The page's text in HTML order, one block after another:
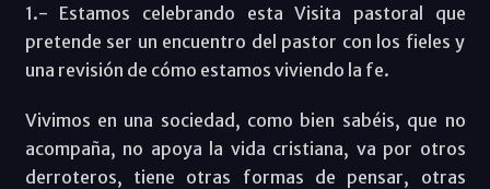
1.- Estamos celebrando esta Visita pastoral que
pretende ser un encuentro del pastor con los fieles y
una revisión de cómo estamos viviendo la fe.
Vivimos en una sociedad, como bien sabéis, que no
acompaña, no apoya la vida cristiana, va por otros
derroteros, tiene otras formas de pensar, otras